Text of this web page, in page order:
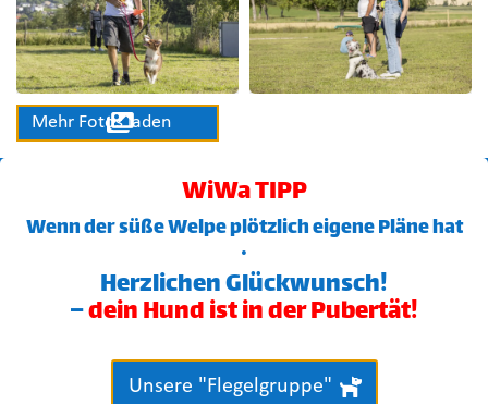
Mehr Fotos laden

WiWa TIPP
Wenn der süße Welpe plötzlich eigene Pläne hat
…
Herzlichen Glückwunsch!
–dein Hund ist in der Pubertät!
Unsere "Flegelgruppe"